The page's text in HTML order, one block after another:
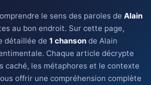
le sens des paroles de Alain
au bon endroit. Sur cette page,
détaillée de 1 chanson de Alain
Chaque article décrypte
caché, les métaphores et le contexte
offrir une compréhension complète